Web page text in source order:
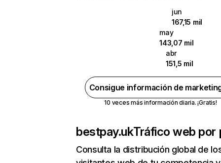
jun
167,15 mil
may
143,07 mil
abr
151,5 mil
Consigue información de
10 veces más información diaria. ¡Gratis!
bestpay.ukTráfico web por
Consulta la distribución global de